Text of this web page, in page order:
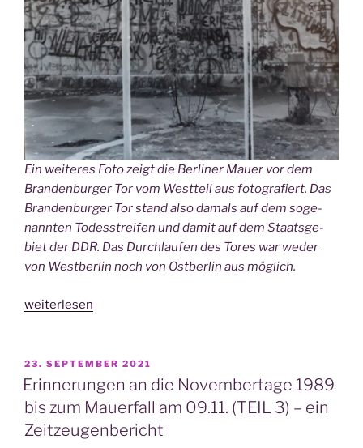
Ein wei­te­res Foto zeigt die Ber­li­ner Mau­er vor dem
Bran­den­bur­ger Tor vom West­teil aus foto­gra­fiert. Das
Bran­den­bur­ger Tor stand also damals auf dem soge­
nann­ten Todes­strei­fen und damit auf dem Staats­ge­
biet der DDR. Das Durch­lau­fen des Tores war weder
von West­ber­lin noch von Ost­ber­lin aus möglich.
„Erin­
gen
an
die
Novem­
ber­
weiterlesen
VERÖFFENTLICHT
AM
23. SEPTEMBER 2021
Erinnerungen an die Novembertage 1989
bis zum Mauerfall am 09.11. (TEIL 3) – ein
Zeitzeugenbericht